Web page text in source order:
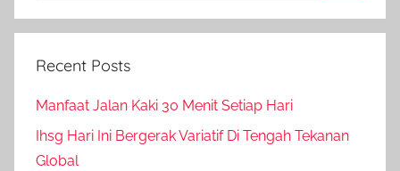
Recent Posts
Manfaat Jalan Kaki 30 Menit Setiap Hari
Ihsg Hari Ini Bergerak Variatif Di Tengah Tekanan
Global